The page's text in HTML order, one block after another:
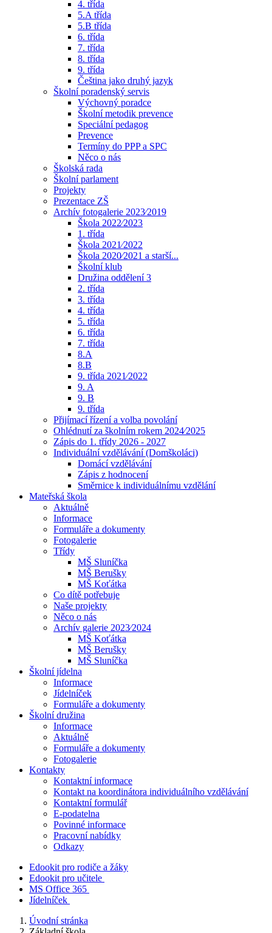
4. třída
5.A třída
5.B třída
6. třída
7. třída
8. třída
9. třída
Čeština jako druhý jazyk
Školní poradenský servis
Výchovný poradce
Školní metodik prevence
Speciální pedagog
Prevence
Termíny do PPP a SPC
Něco o nás
Školská rada
Školní parlament
Projekty
Prezentace ZŠ
Archív fotogalerie 2023⁄2019
Škola 2022⁄2023
1. třída
Škola 2021⁄2022
Škola 2020⁄2021 a starší...
Školní klub
Družina oddělení 3
2. třída
3. třída
4. třída
5. třída
6. třída
7. třída
8.A
8.B
9. třída 2021⁄2022
9. A
9. B
9. třída
Přijímací řízení a volba povolání
Ohlédnutí za školním rokem 2024⁄2025
Zápis do 1. třídy 2026 - 2027
Individuální vzdělávání (Domškoláci)
Domácí vzdělávání
Zápis z hodnocení
Směrnice k individuálnímu vzdělání
Mateřská škola
Aktuálně
Informace
Formuláře a dokumenty
Fotogalerie
Třídy
MŠ Sluníčka
MŠ Berušky
MŠ Koťátka
Co dítě potřebuje
Naše projekty
Něco o nás
Archív galerie 2023⁄2024
MŠ Koťátka
MŠ Berušky
MŠ Sluníčka
Školní jídelna
Informace
Jídelníček
Formuláře a dokumenty
Školní družina
Informace
Aktuálně
Formuláře a dokumenty
Fotogalerie
Kontakty
Kontaktní informace
Kontakt na koordinátora individuálního vzdělávání
Kontaktní formulář
E-podatelna
Povinné informace
Pracovní nabídky
Odkazy
Edookit pro rodiče a žáky
Edookit pro učitele
MS Office 365
Jídelníček
Úvodní stránka